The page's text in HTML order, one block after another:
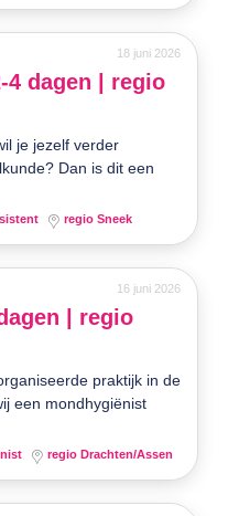
18 juni 2026
4 dagen | regio
je jezelf verder
Dan is dit een
regio Sneek
16 juni 2026
| regio
praktijk in de
een mondhygiënist
regio Drachten/Assen